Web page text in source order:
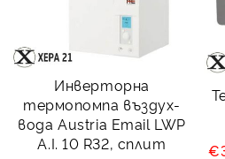
Инверторна
термопомпа въздух-
вода Austria Email LWP
A.I. 10 R32, сплит